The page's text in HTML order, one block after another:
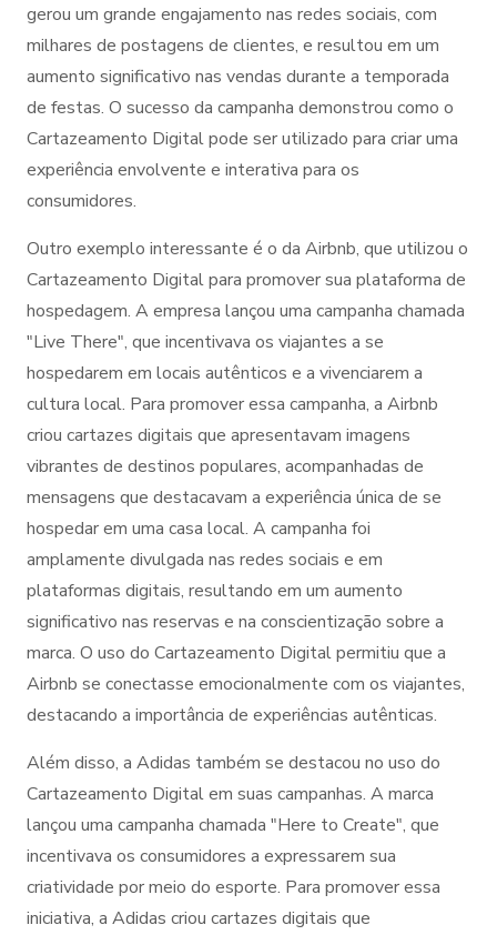
gerou um grande engajamento nas redes sociais, com
milhares de postagens de clientes, e resultou em um
aumento significativo nas vendas durante a temporada
de festas. O sucesso da campanha demonstrou como o
Cartazeamento Digital pode ser utilizado para criar uma
experiência envolvente e interativa para os
consumidores.
Outro exemplo interessante é o da Airbnb, que utilizou o
Cartazeamento Digital para promover sua plataforma de
hospedagem. A empresa lançou uma campanha chamada
"Live There", que incentivava os viajantes a se
hospedarem em locais autênticos e a vivenciarem a
cultura local. Para promover essa campanha, a Airbnb
criou cartazes digitais que apresentavam imagens
vibrantes de destinos populares, acompanhadas de
mensagens que destacavam a experiência única de se
hospedar em uma casa local. A campanha foi
amplamente divulgada nas redes sociais e em
plataformas digitais, resultando em um aumento
significativo nas reservas e na conscientização sobre a
marca. O uso do Cartazeamento Digital permitiu que a
Airbnb se conectasse emocionalmente com os viajantes,
destacando a importância de experiências autênticas.
Além disso, a Adidas também se destacou no uso do
Cartazeamento Digital em suas campanhas. A marca
lançou uma campanha chamada "Here to Create", que
incentivava os consumidores a expressarem sua
criatividade por meio do esporte. Para promover essa
iniciativa, a Adidas criou cartazes digitais que